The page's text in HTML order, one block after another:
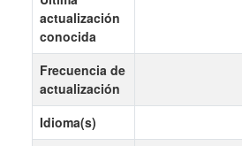
actualización
conocida
Frecuencia de
actualización
Idioma(s)